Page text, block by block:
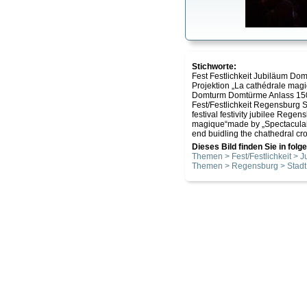
Stichworte:
Fest Festlichkeit Jubiläum
Projektion „La cathédrale
Domturm Domtürme Anlass
Fest/Festlichkeit Regensburg
festival festivity jubilee
magique“made by
end buidling the chathedral
Dieses Bild finden Sie in
Themen > Fest/Festlichkeit >
Themen > Regensburg > Stadt